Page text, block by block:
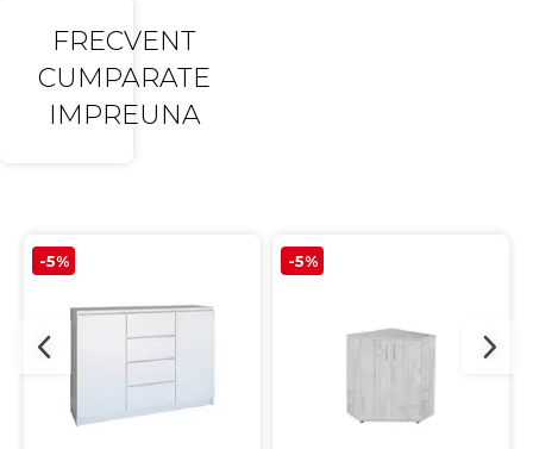
FRECVENT
CUMPARATE
IMPREUNA
-5% -5%